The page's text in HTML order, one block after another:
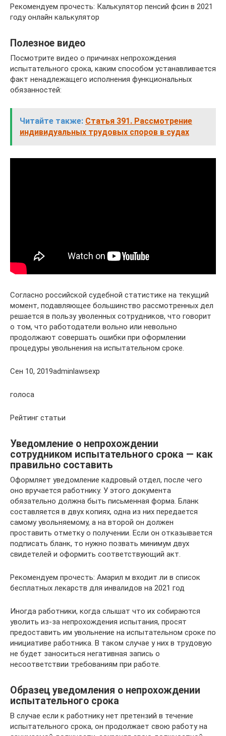
Рекомендуем прочесть: Калькулятор пенсий фсин в 2021
году онлайн калькулятор
Полезное видео
Посмотрите видео о причинах непрохождения
испытательного срока, каким способом устанавливается
факт ненадлежащего исполнения функциональных
обязанностей:
Читайте также: Статья 391. Рассмотрение
индивидуальных трудовых споров в судах
Согласно российской судебной статистике на текущий
момент, подавляющее большинство рассмотренных дел
решается в пользу уволенных сотрудников, что говорит
о том, что работодатели вольно или невольно
продолжают совершать ошибки при оформлении
процедуры увольнения на испытательном сроке.
Сен 10, 2019adminlawsexp
голоса
Рейтинг статьи
Уведомление о непрохождении
сотрудником испытательного срока — как
правильно составить
Оформляет уведомление кадровый отдел, после чего
оно вручается работнику. У этого документа
обязательно должна быть письменная форма. Бланк
составляется в двух копиях, одна из них передается
самому увольняемому, а на второй он должен
проставить отметку о получении. Если он отказывается
подписать бланк, то нужно позвать минимум двух
свидетелей и оформить соответствующий акт.
Рекомендуем прочесть: Амарил м входит ли в список
бесплатных лекарств для инвалидов на 2021 год
Иногда работники, когда слышат что их собираются
уволить из-за непрохождения испытания, просят
предоставить им увольнение на испытательном сроке по
инициативе работника. В таком случае у них в трудовую
не будет заноситься негативная запись о
несоответствии требованиям при работе.
Образец уведомления о непрохождении
испытательного срока
В случае если к работнику нет претензий в течение
испытательного срока, он продолжает свою работу на